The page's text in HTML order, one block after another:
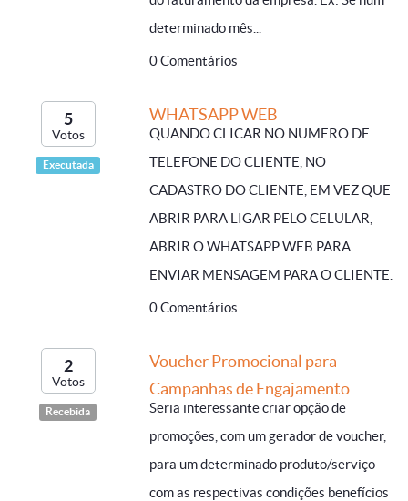
determinado mês...
0 Comentários
5
Votos
Executada
WHATSAPP WEB
QUANDO CLICAR NO NUMERO DE
TELEFONE DO CLIENTE, NO
CADASTRO DO CLIENTE, EM VEZ QUE
ABRIR PARA LIGAR PELO CELULAR,
ABRIR O WHATSAPP WEB PARA
ENVIAR MENSAGEM PARA O CLIENTE.
0 Comentários
2
Votos
Recebida
Voucher Promocional para
Campanhas de Engajamento
Seria interessante criar opção de
promoções, com um gerador de voucher,
para um determinado produto/serviço
com as respectivas condições benefícios